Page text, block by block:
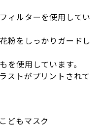
ィルターを使用してい
粉をしっかりガードし
使用しています。
ストがプリントされて
どもマスク